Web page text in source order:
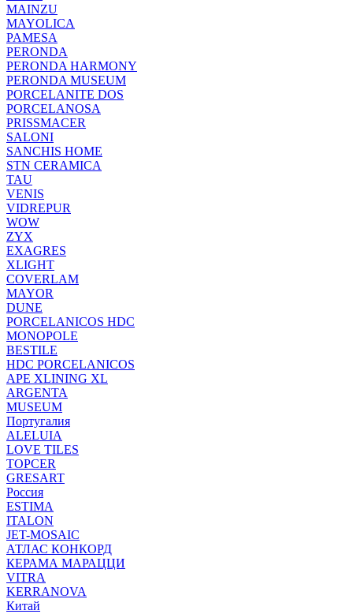
MAINZU
MAYOLICA
PAMESA
PERONDA
PERONDA HARMONY
PERONDA MUSEUM
PORCELANITE DOS
PORCELANOSA
PRISSMACER
SALONI
SANCHIS HOME
STN CERAMICA
TAU
VENIS
VIDREPUR
WOW
ZYX
EXAGRES
XLIGHT
COVERLAM
MAYOR
DUNE
PORCELANICOS HDC
MONOPOLE
BESTILE
HDC PORCELANICOS
APE XLINING XL
ARGENTA
MUSEUM
Португалия
ALELUIA
LOVE TILES
TOPCER
GRESART
Россия
ESTIMA
ITALON
JET-MOSAIC
АТЛАС КОНКОРД
КЕРАМА МАРАЦЦИ
VITRA
KERRANOVA
Китай